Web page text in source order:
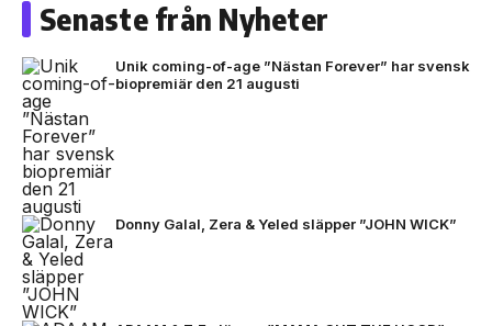
Senaste från Nyheter
Unik coming-of-age ”Nästan Forever” har svensk
biopremiär den 21 augusti
Donny Galal, Zera & Yeled släpper ”JOHN WICK”